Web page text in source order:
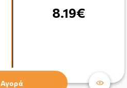
8.19€
Αγορά